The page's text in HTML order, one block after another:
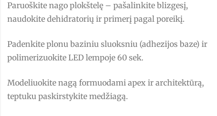
Paruoškite nago plokštelę – pašalinkite blizgesį,
naudokite dehidratorių ir primerį pagal poreikį.
Padenkite plonu baziniu sluoksniu (adhezijos baze) ir
polimerizuokite LED lempoje 60 sek.
Modeliuokite nagą formuodami apex ir architektūrą,
teptuku paskirstykite medžiagą.